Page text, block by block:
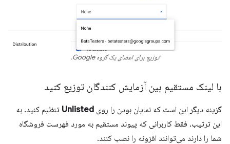
توزیع برای اعضای یک گروه Google.
با لینک مستقیم بین آزمایش کنندگان توزیع کنید
گزینه دیگر این است که نمایان بودن را روی Unlisted تنظیم کنید. به
این ترتیب، فقط کاربرانی که پیوند مستقیم به مورد فهرست فروشگاه
شما را دارند می‌توانند افزونه را نصب کنند.